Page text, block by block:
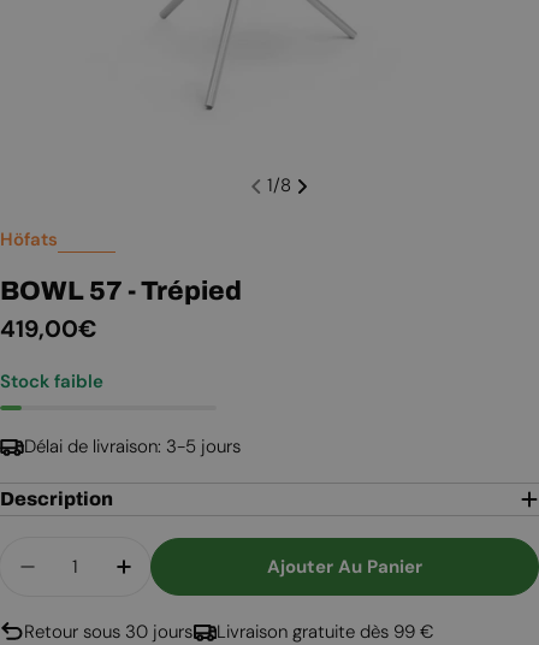
1/8
Höfats
BOWL 57 - Trépied
Prix
régulier
419,00€
Stock faible
Délai de livraison: 3-5 jours
Description
Diminuer La Quantité Pour BOWL 57 - Trépied
Augmenter La Quantité Pour BOWL 57
Ajouter Au Panier
Retour sous 30 jours
Livraison gratuite dès 99 €